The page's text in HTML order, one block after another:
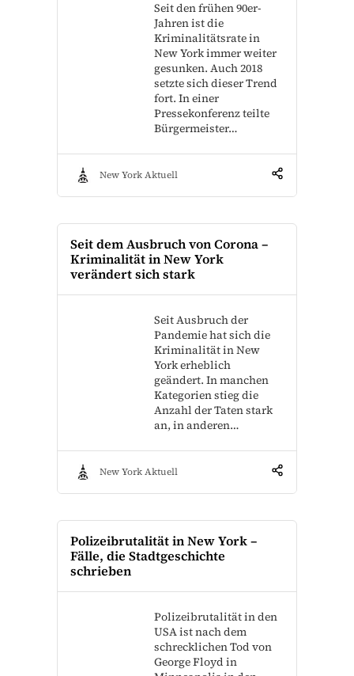
Seit den frühen 90er-
Jahren ist die
Kriminalitätsrate in
New York immer weiter
gesunken. Auch 2018
setzte sich dieser Trend
fort. In einer
Pressekonferenz teilte
Bürgermeister…
New York Aktuell
Seit dem Ausbruch von Corona –
Kriminalität in New York
verändert sich stark
Seit Ausbruch der
Pandemie hat sich die
Kriminalität in New
York erheblich
geändert. In manchen
Kategorien stieg die
Anzahl der Taten stark
an, in anderen…
New York Aktuell
Polizeibrutalität in New York –
Fälle, die Stadtgeschichte
schrieben
Polizeibrutalität in den
USA ist nach dem
schrecklichen Tod von
George Floyd in